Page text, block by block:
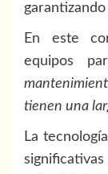
En este
equipos
tienen una
La